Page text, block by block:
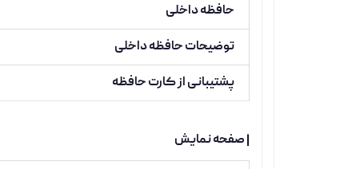
حافظه داخلی
توضیحات حافظه داخلی
پشتیبانی از کارت حافظه
| صفحه نمایش